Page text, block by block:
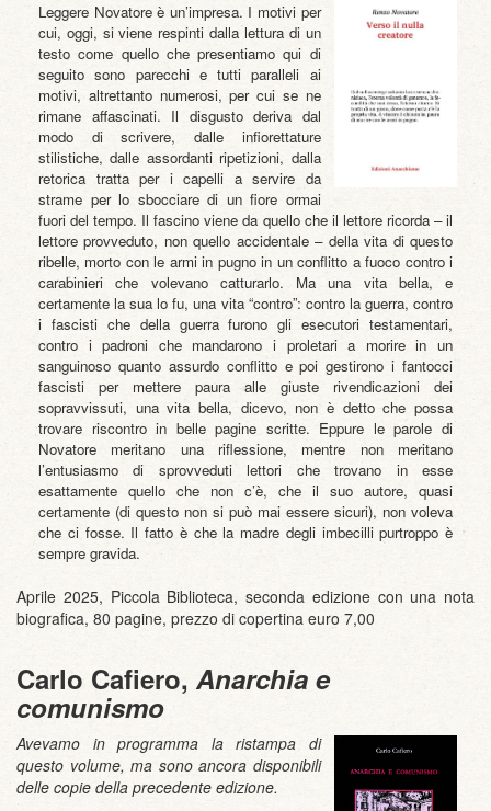
Leggere Novatore è un’impresa. I motivi per
cui, oggi, si viene respinti dalla lettura di un
testo come quello che presentiamo qui di
seguito sono parecchi e tutti paralleli ai
motivi, altrettanto numerosi, per cui se ne
rimane affascinati. Il disgusto deriva dal
modo di scrivere, dalle infiorettature
stilistiche, dalle assordanti ripetizioni, dalla
retorica tratta per i capelli a servire da
strame per lo sbocciare di un fiore ormai
fuori del tempo. Il fascino viene da quello che il lettore ricorda – il
lettore provveduto, non quello accidentale – della vita di questo
ribelle, morto con le armi in pugno in un conflitto a fuoco contro i
carabinieri che volevano catturarlo. Ma una vita bella, e
certamente la sua lo fu, una vita “contro”: contro la guerra, contro
i fascisti che della guerra furono gli esecutori testamentari,
contro i padroni che mandarono i proletari a morire in un
sanguinoso quanto assurdo conflitto e poi gestirono i fantocci
fascisti per mettere paura alle giuste rivendicazioni dei
sopravvissuti, una vita bella, dicevo, non è detto che possa
trovare riscontro in belle pagine scritte. Eppure le parole di
Novatore meritano una riflessione, mentre non meritano
l’entusiasmo di sprovveduti lettori che trovano in esse
esattamente quello che non c’è, che il suo autore, quasi
certamente (di questo non si può mai essere sicuri), non voleva
che ci fosse. Il fatto è che la madre degli imbecilli purtroppo è
sempre gravida.
Aprile 2025, Piccola Biblioteca, seconda edizione con una nota
biografica, 80 pagine, prezzo di copertina euro 7,00
Carlo Cafiero,Anarchia e
comunismo
Avevamo in programma la ristampa di
questo volume, ma sono ancora disponibili
delle copie della precedente edizione.